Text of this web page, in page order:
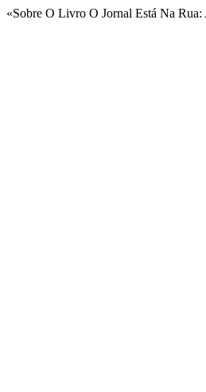
«Sobre O Livro O Jornal Está Na